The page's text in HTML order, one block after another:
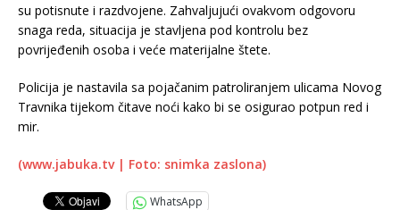
su potisnute i razdvojene. Zahvaljujući ovakvom odgovoru
snaga reda, situacija je stavljena pod kontrolu bez
povrijeđenih osoba i veće materijalne štete.
​Policija je nastavila sa pojačanim patroliranjem ulicama Novog
Travnika tijekom čitave noći kako bi se osigurao potpun red i
mir.
(www.jabuka.tv | Foto: snimka zaslona)
WhatsApp